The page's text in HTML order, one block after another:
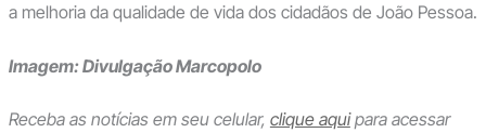
a melhoria da qualidade de vida dos cidadãos de João Pessoa.
Imagem: Divulgação Marcopolo
Receba as notícias em seu celular, clique aquipara acessar